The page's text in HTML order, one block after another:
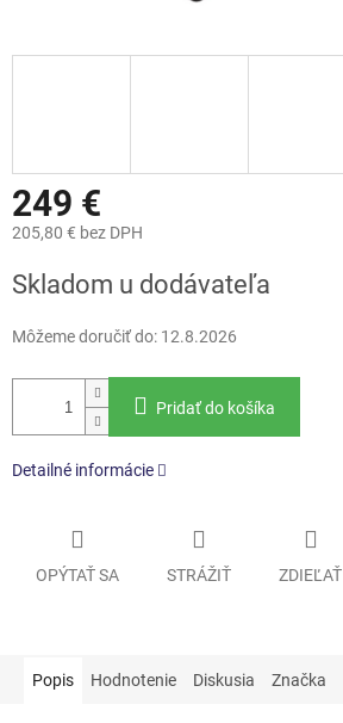
249 €
205,80 € bez DPH
cena:
Skladom u dodávateľa
Môžeme doručiť do: 12.8.2026
Pridať do košíka
Detailné informácie
OPÝTAŤ SA STRÁŽIŤ ZDIEĽAŤ
Popis Hodnotenie Diskusia Značka